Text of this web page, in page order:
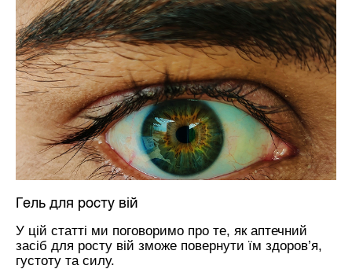
Гель для росту вій
У цій статті ми поговоримо про те, як аптечний
засіб для росту вій зможе повернути їм здоров’я,
густоту та силу.